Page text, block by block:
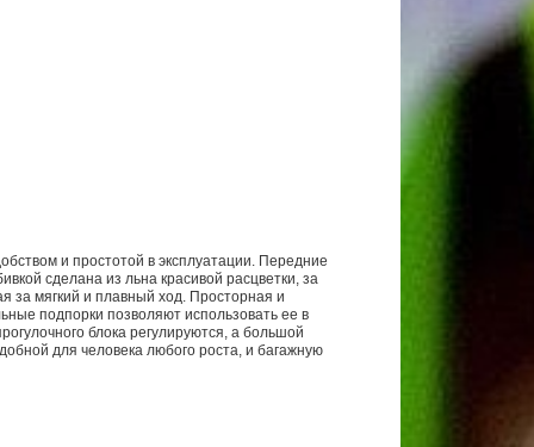
и простотой в эксплуатации. Передние
сделана из льна красивой расцветки, за
за мягкий и плавный ход. Просторная и
подпорки позволяют использовать ее в
блока регулируются, а большой
для человека любого роста, и багажную